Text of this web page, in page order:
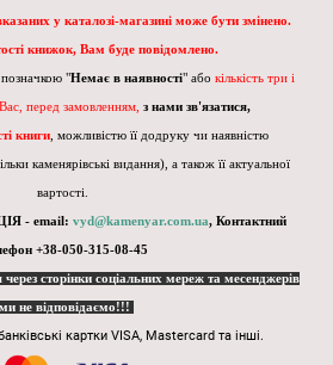
у каталозі-магазині може бути змінено.
книжок, Вам буде повідомлено.
"Немає в наявності" або кількість три і
перед замовленням, з нами зв'язатися,
книги , можливістю її додруку чи наявністю
каменярівські видання), а також її актуальної
вартості.
- email: vyd@kamenyar.com.ua, Контактний
+38-050-315-08-45
сторінки соціальних мереж та месенджерів
ми не відповідаємо!!!
картки VISA, Mastercard та інші.